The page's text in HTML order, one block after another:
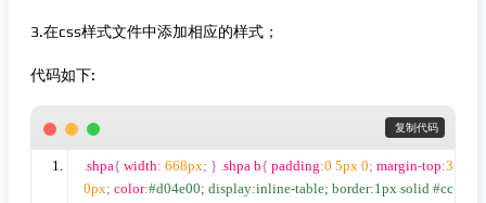
3.在css样式文件中添加相应的样式；
代码如下:
复制代码
.shpa{ width: 668px; } .shpa b{ padding:0 5px 0; margin-top:3
0px; color:#d04e00; display:inline-table; border:1px solid #cc